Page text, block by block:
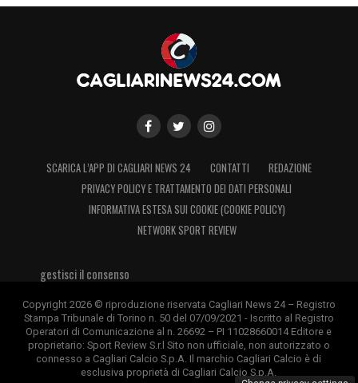
SCARICA L’APP DI CAGLIARI NEWS 24 CONTATTI
REDAZIONE
PRIVACY POLICY E TRATTAMENTO DEI DATI PERSONALI
INFORMATIVA ESTESA SUI COOKIE (COOKIE POLICY)
NETWORK SPORT REVIEW
gestisci il consenso
Copyright 2026 © riproduzione riservata Cagliari News 24 – Registro
Stampa Tribunale di Torino n. 50 del 07/09/2021 - Iscritto al Registro
Operatori di Comunicazione al n. 26692 – PI 11028660014 Editore e
proprietario: Sport Review S.r.l Sito non ufficiale, non autorizzato o
connesso a Cagliari Calcio S.p.A. Il marchio Cagliari Calcio è di
esclusiva proprietà di Cagliari Calcio S.p.A.